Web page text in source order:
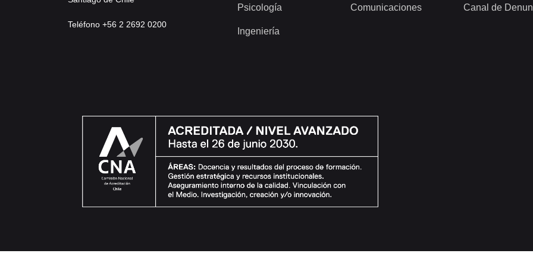
Teléfono +56 2 2692 0200
Psicología
Ingeniería
Comunicaciones Canal de